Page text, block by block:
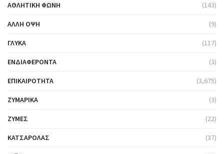
ΑΘΛΗΤΙΚΉ ΦΩΝΉ (143)
ΆΛΛΗ ΌΨΗ (9)
ΓΛΥΚΆ (117)
ΕΝΔΙΑΦΈΡΟΝΤΑ (3)
ΕΠΙΚΑΙΡΌΤΗΤΑ (3,675)
ΖΥΜΑΡΙΚΆ (3)
ΖΎΜΕΣ (22)
ΚΑΤΣΑΡΌΛΑΣ (37)